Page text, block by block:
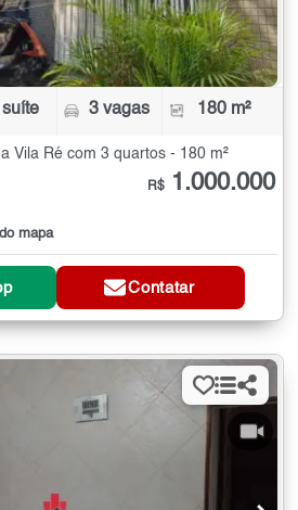
suíte 3 vagas 180 m²
Vila Ré com 3 quartos - 180 m²
mapa
R$ 1.000.000
Contatar